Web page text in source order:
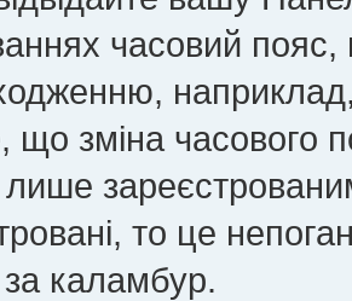
часовий пояс,
що зміна часового
лише
то це
каламбур.